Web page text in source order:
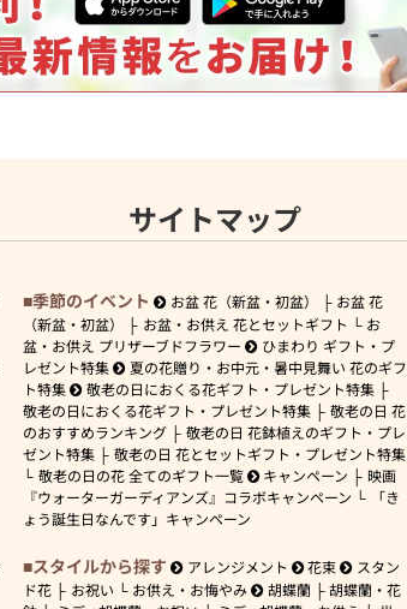
サイトマップ
季節のイベント お盆 花（新盆・初盆）
お盆 花
（新盆・初盆）
お盆・お供え 花とセットギフト
お
盆・お供え プリザーブドフラワー
ひまわり ギフト・プ
レゼント特集
夏の花贈り・お中元・暑中見舞い 花のギフ
ト特集
敬老の日におくる花ギフト・プレゼント特集
敬老の日におくる花ギフト・プレゼント特集
敬老の日 花
のおすすめランキング
敬老の日 花鉢植えのギフト・プレ
ゼント特集
敬老の日 花とセットギフト・プレゼント特集
敬老の日の花 全てのギフト一覧
キャンペーン
映画
『ウォーターガーディアンズ』コラボキャンペーン
「き
ょう誕生日なんです」キャンペーン
スタイルから探す アレンジメント 花束
スタン
ド花
お祝い お供え・お悔やみ 胡蝶蘭
胡蝶蘭・花